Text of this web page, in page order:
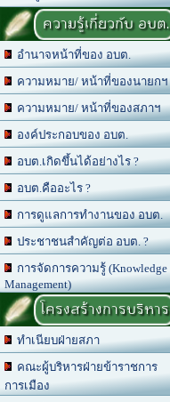
ความรู้เกี่ยวกับ อบต.
อำนาจหน้าที่ของ อบต.
ความหมาย/ หน้าที่ของนายกฯ
ความหมาย/ หน้าที่ของสภาฯ
องค์ประกอบของ อบต.
อบต.เกิดขึ้นได้อย่างไร ?
อบต.คืออะไร ?
การดูแลการทำงานของ อบต.
ประชาชนสำคัญต่อ อบต. ?
การจัดการความรู้ (Knowledge
Management)
โครงสร้างการบริหาร
ทำเนียบฝ่ายสภา
คณะผู้บริหารฝ่ายข้าราชการ
การเมือง